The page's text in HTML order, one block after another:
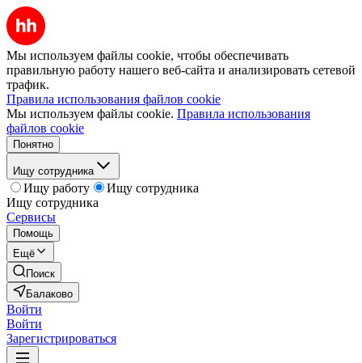
Мы используем файлы cookie, чтобы обеспечивать
правильную работу нашего веб-сайта и анализировать сетевой
трафик.
Правила использования файлов cookie
Мы используем файлы cookie. Правила использования
файлов cookie
Понятно
Ищу сотрудника
Ищу работу
Ищу сотрудника
Ищу сотрудника
Сервисы
Помощь
Ещё
Поиск
Балаково
Войти
Войти
Зарегистрироваться